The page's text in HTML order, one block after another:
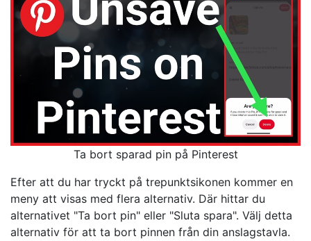
Ta bort sparad pin på Pinterest
Efter att du har tryckt på trepunktsikonen kommer en
meny att visas med flera alternativ. Där hittar du
alternativet "Ta bort pin" eller "Sluta spara". Välj detta
alternativ för att ta bort pinnen från din anslagstavla.